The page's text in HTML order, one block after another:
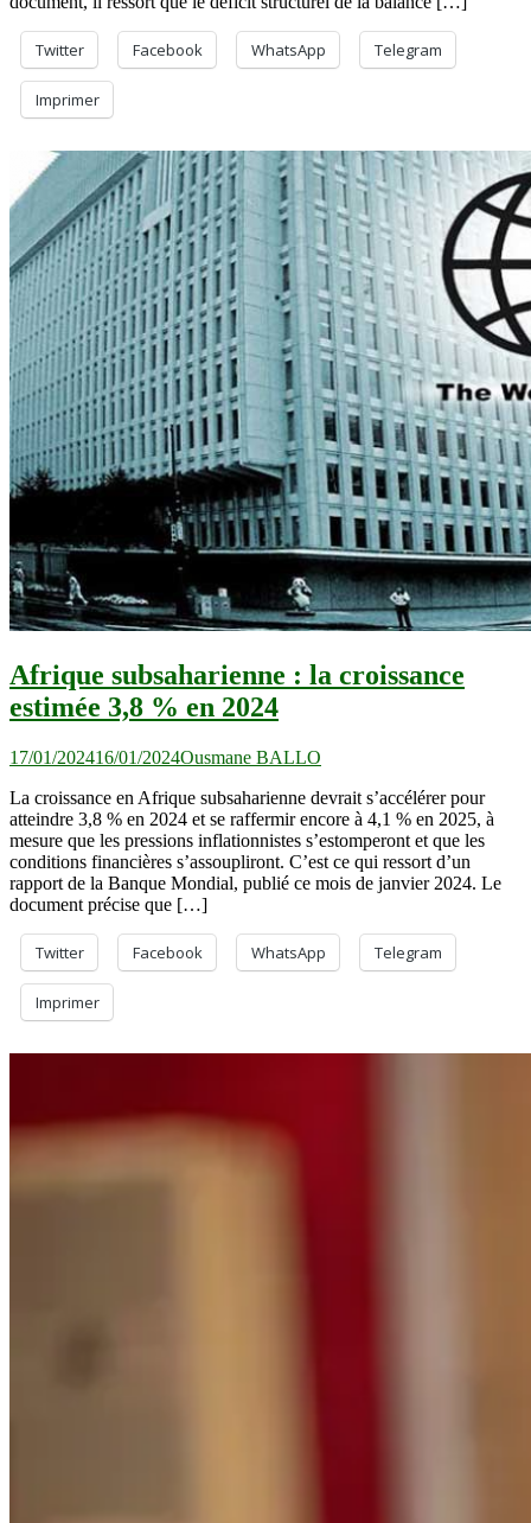
Twitter Facebook WhatsApp Telegram
Imprimer
Afrique subsaharienne : la croissance
estimée 3,8 % en 2024
17/01/202416/01/2024Ousmane BALLO
La croissance en Afrique subsaharienne devrait s’accélérer pour
atteindre 3,8 % en 2024 et se raffermir encore à 4,1 % en 2025, à
mesure que les pressions inflationnistes s’estomperont et que les
conditions financières s’assoupliront. C’est ce qui ressort d’un
rapport de la Banque Mondial, publié ce mois de janvier 2024. Le
document précise que […]
Twitter Facebook WhatsApp Telegram
Imprimer